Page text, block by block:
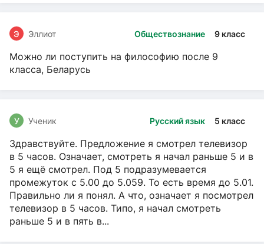
Обществознание 9 класс
Э Эллиот
Можно ли поступить на философию после 9
класса, Беларусь
Русский язык 5 класс
У Ученик
Здравствуйте. Предложение я смотрел телевизор
в 5 часов. Означает, смотреть я начал раньше 5 и в
5 я ещё смотрел. Под 5 подразумевается
промежуток с 5.00 до 5.059. То есть время до 5.01.
Правильно ли я понял. А что, означает я посмотрел
телевизор в 5 часов. Типо, я начал смотреть
раньше 5 и в пять в...